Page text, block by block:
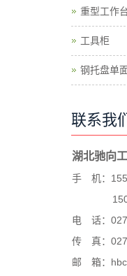
重型工作
工具柜
钢托盘单
联系我
湖北驰向
手 机：
电 话：
传 真：
邮 箱：